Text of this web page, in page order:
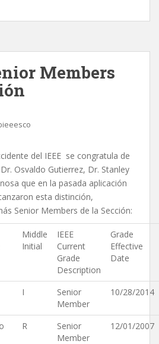
Members
del IEEE se congratula de
Osvaldo Gutierrez, Dr. Stanley
que en la pasada aplicación
esta distinción,
Senior Members de la Sección:
Middle
Initial
IEEE
Current
Grade
Description
Grade
Effective
Date
I
Senior
Member
10/28/2014
R
Senior
Member
12/01/2007